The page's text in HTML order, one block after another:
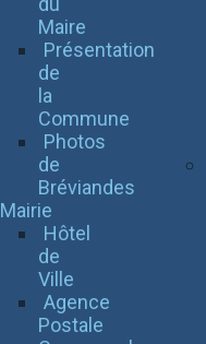
Maire
Présentation
de
la
Commune
Photos
de
Bréviandes
Mairie
Hôtel
de
Ville
Agence
Postale